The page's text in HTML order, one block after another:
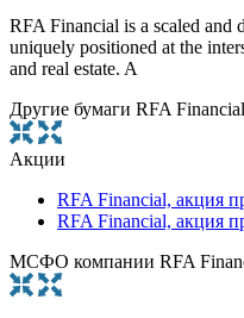
RFA Financial is a scaled and
uniquely positioned at the
and real estate. A
Другие бумаги RFA Financial
Акции
RFA Financial, акция
RFA Financial, акция
МСФО компании RFA